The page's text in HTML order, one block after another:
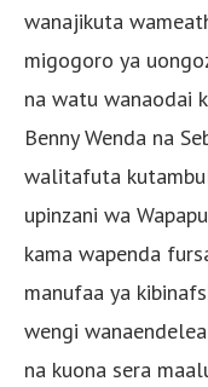
wanajikuta
migogoro ya
na watu wanaodai
Benny Wenda na
walitafuta
upinzani wa
kama wapenda
manufaa ya
wengi
na kuona sera